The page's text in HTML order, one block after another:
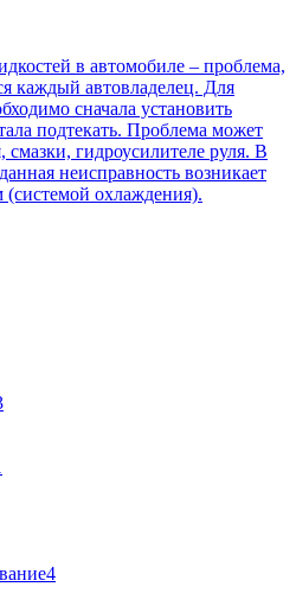
в автомобиле – проблема,
каждый автовладелец. Для
сначала установить
подтекать. Проблема может
гидроусилителе руля. В
неисправность возникает
(системой охлаждения).
4